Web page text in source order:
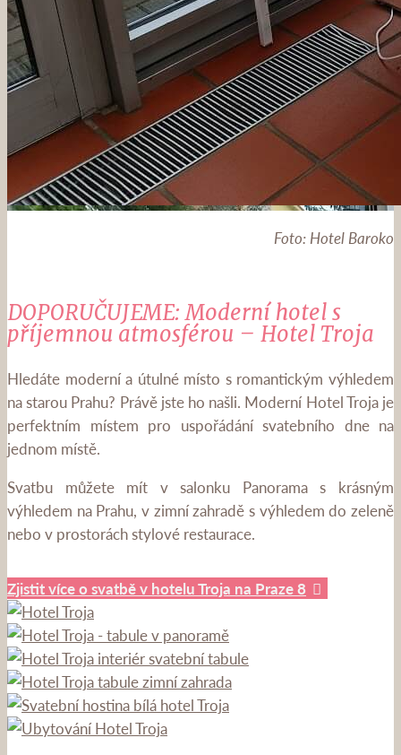
Foto: Hotel Baroko
DOPORUČUJEME: Moderní hotel s
příjemnou atmosférou – Hotel Troja
Hledáte moderní a útulné místo s romantickým výhledem
na starou Prahu? Právě jste ho našli. Moderní Hotel Troja je
perfektním místem pro uspořádání svatebního dne na
jednom místě.
Svatbu můžete mít v salonku Panorama s krásným
výhledem na Prahu, v zimní zahradě s výhledem do zeleně
nebo v prostorách stylové restaurace.
Zjistit více o svatbě v hotelu Troja na Praze 8